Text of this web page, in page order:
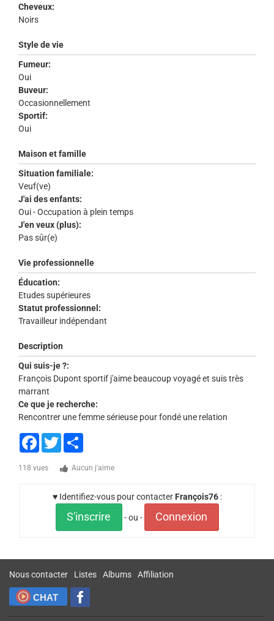
Cheveux:
Noirs
Style de vie
Fumeur:
Oui
Buveur:
Occasionnellement
Sportif:
Oui
Maison et famille
Situation familiale:
Veuf(ve)
J'ai des enfants:
Oui - Occupation à plein temps
J'en veux (plus):
Pas sûr(e)
Vie professionnelle
Éducation:
Etudes supérieures
Statut professionnel:
Travailleur indépendant
Description
Qui suis-je ?:
François Dupont sportif j'aime beaucoup voyagé et suis très
marrant
Ce que je recherche:
Rencontrer une femme sérieuse pour fondé une relation
Facebook
Twitter
118 vues Aucun j'aime
♥ Identifiez-vous pour contacter François76:
S'inscrire - ou - Connexion
Nous contacter Listes Albums Affiliation
CHAT